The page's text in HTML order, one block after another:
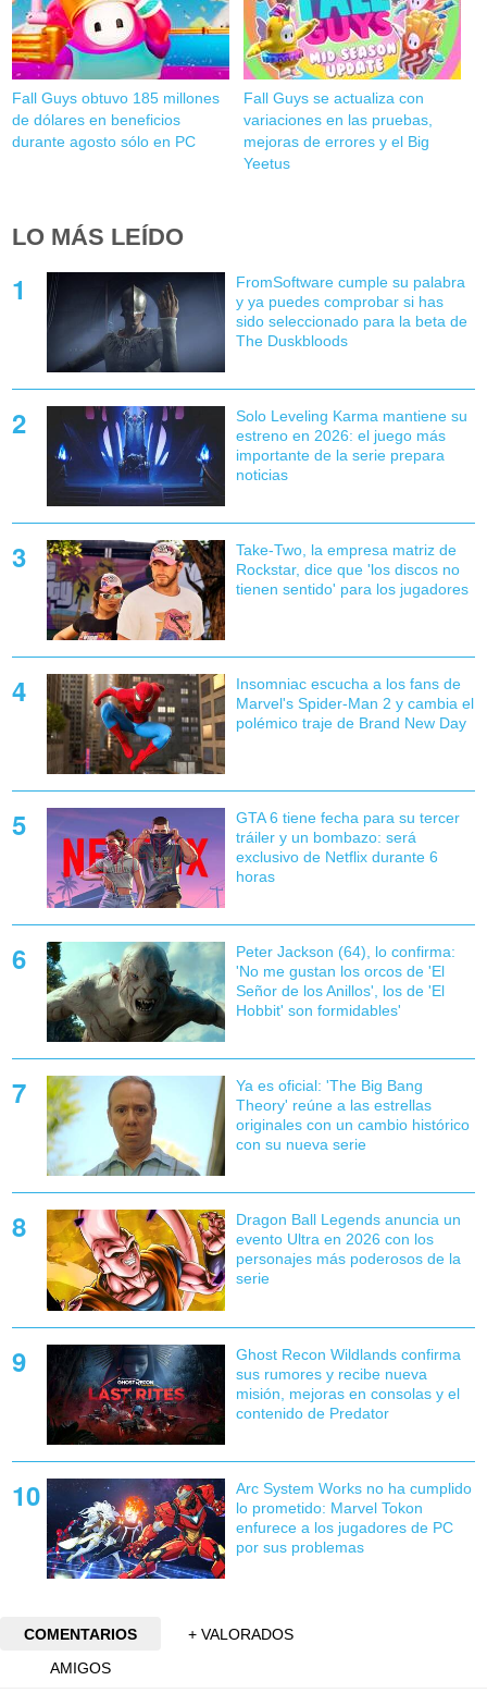
Fall Guys obtuvo 185 millones
de dólares en beneficios
durante agosto sólo en PC
Fall Guys se actualiza con
variaciones en las pruebas,
mejoras de errores y el Big
Yeetus
LO MÁS LEÍDO
FromSoftware cumple su palabra
y ya puedes comprobar si has
sido seleccionado para la beta de
The Duskbloods
Solo Leveling Karma mantiene su
estreno en 2026: el juego más
importante de la serie prepara
noticias
Take-Two, la empresa matriz de
Rockstar, dice que 'los discos no
tienen sentido' para los jugadores
Insomniac escucha a los fans de
Marvel's Spider-Man 2 y cambia el
polémico traje de Brand New Day
GTA 6 tiene fecha para su tercer
tráiler y un bombazo: será
exclusivo de Netflix durante 6
horas
Peter Jackson (64), lo confirma:
'No me gustan los orcos de 'El
Señor de los Anillos', los de 'El
Hobbit' son formidables'
Ya es oficial: 'The Big Bang
Theory' reúne a las estrellas
originales con un cambio histórico
con su nueva serie
Dragon Ball Legends anuncia un
evento Ultra en 2026 con los
personajes más poderosos de la
serie
Ghost Recon Wildlands confirma
sus rumores y recibe nueva
misión, mejoras en consolas y el
contenido de Predator
Arc System Works no ha cumplido
lo prometido: Marvel Tokon
enfurece a los jugadores de PC
por sus problemas
COMENTARIOS
+ VALORADOS
AMIGOS